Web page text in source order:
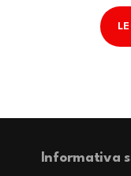
Informativa